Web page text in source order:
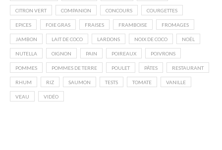
CITRON VERT COMPANION CONCOURS COURGETTES
EPICES FOIE GRAS FRAISES FRAMBOISE FROMAGES
JAMBON LAIT DE COCO LARDONS NOIX DE COCO NOËL
NUTELLA OIGNON PAIN POIREAUX POIVRONS
POMMES POMMES DE TERRE POULET PÂTES RESTAURANT
RHUM RIZ SAUMON TESTS TOMATE VANILLE
VEAU VIDÉO